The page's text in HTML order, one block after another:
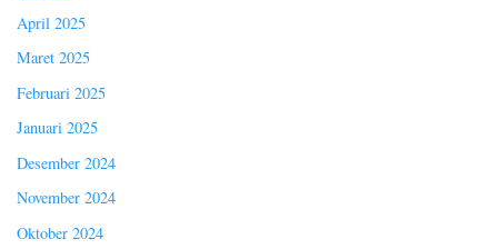
April 2025
Maret 2025
Februari 2025
Januari 2025
Desember 2024
November 2024
Oktober 2024